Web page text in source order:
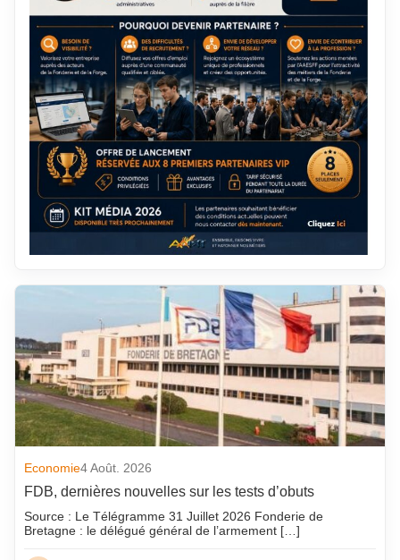
Economie4 Août. 2026
FDB, dernières nouvelles sur les tests d’obuts
Source : Le Télégramme 31 Juillet 2026 Fonderie de
Bretagne : le délégué général de l’armement […]